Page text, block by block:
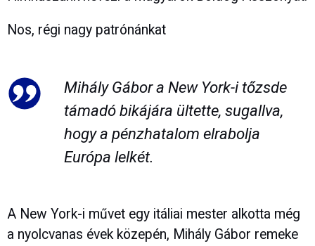
Nos, régi nagy patrónánkat
Mihály Gábor a New York-i tőzsde
támadó bikájára ültette, sugallva,
hogy a pénzhatalom elrabolja
Európa lelkét.
A New York-i művet egy itáliai mester alkotta még
a nyolcvanas évek közepén, Mihály Gábor remeke